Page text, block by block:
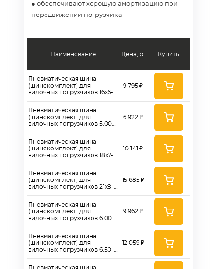
● обеспечивают хорошую амортизацию при
передвижении погрузчика
Наименование
Пневматическая шина
(шинокомплект) для
вилочных погрузчиков 16x6-8
Пневматическая шина
(шинокомплект) для
вилочных погрузчиков 5.00-
Пневматическая шина
(шинокомплект) для
вилочных погрузчиков 18x7-8
Пневматическая шина
(шинокомплект) для
вилочных погрузчиков 21x8-9
Пневматическая шина
(шинокомплект) для
вилочных погрузчиков 6.00-9
Пневматическая шина
(шинокомплект) для
вилочных погрузчиков 6.50-
Пневматическая шина
Цена, р.
9 795 ₽
6 922 ₽
10 141 ₽
15 685 ₽
9 962 ₽
12 059 ₽
Купить